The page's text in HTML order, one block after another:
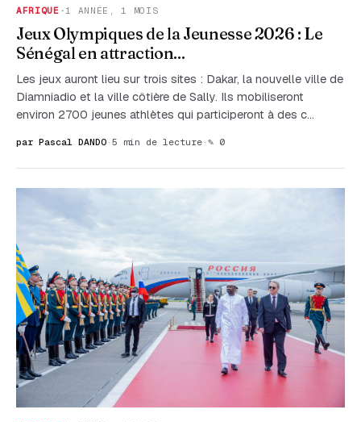
AFRIQUE ·1 ANNÉE, 1 MOIS
Jeux Olympiques de la Jeunesse 2026 : Le
Sénégal en attraction...
Les jeux auront lieu sur trois sites : Dakar, la nouvelle ville de
Diamniadio et la ville côtière de Sally. Ils mobiliseront
environ 2700 jeunes athlètes qui participeront à des c…
par Pascal DANDO · 5 min de lecture · ✎ 0